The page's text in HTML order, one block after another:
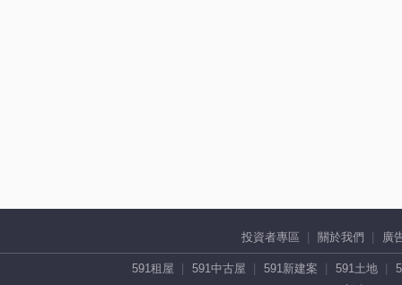
投資者專區 關於我們 廣
591租屋 591中古屋 591新建案 591土地